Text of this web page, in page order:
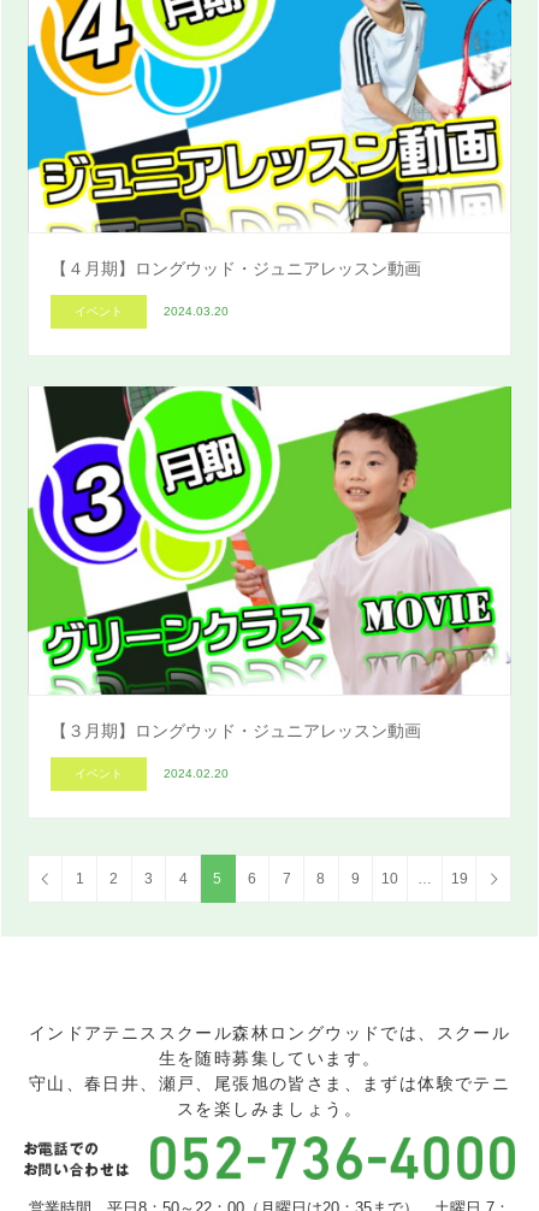
【４月期】ロングウッド・ジュニアレッスン動画
イベント 2024.03.20
【３月期】ロングウッド・ジュニアレッスン動画
イベント 2024.02.20
1 2 3 4 5 6 7 8 9 10 … 19
インドアテニススクール森林ロングウッドでは、スクール
生を随時募集しています。
守山、春日井、瀬戸、尾張旭の皆さま、まずは体験でテニ
スを楽しみましょう。